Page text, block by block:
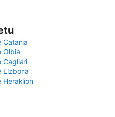
Catania
Olbia
Cagliari
Lizbona
Heraklion